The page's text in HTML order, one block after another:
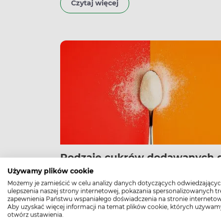
Używamy plików cookie
Możemy je zamieścić w celu analizy danych dotyczących
ulepszenia naszej strony internetowej, pokazania spersonalizowanych
zapewnienia Państwu wspaniałego doświadczenia na stronie
Aby uzyskać więcej informacji na temat plików cookie, których
otwórz ustawienia.
antynowotworowe oraz jest niezbędny do
prawidłowego działania tarczycy. Jakie jeszcze
warto go suplementować?
Czytaj więcej
Rodzaje cukrów dodawanych
żywności. Określenia dla cukru
na etykietach
Odżywianie
Eulalia Damsz-Słomiak